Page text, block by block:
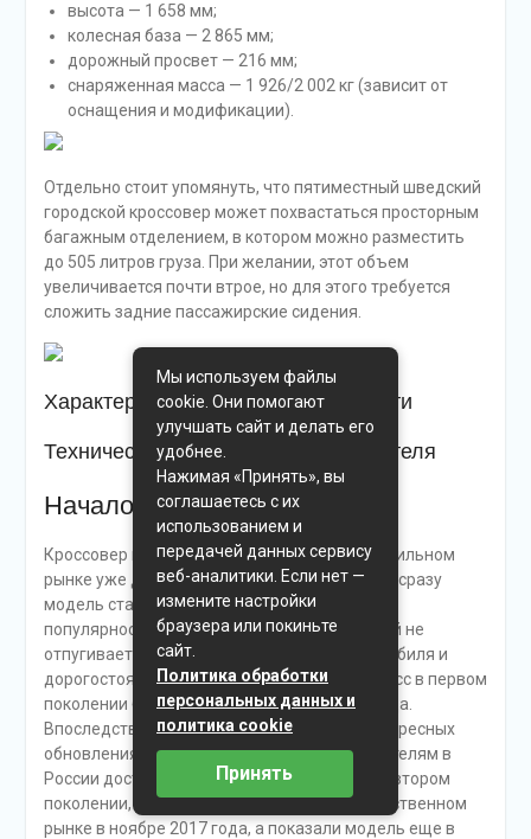
высота — 1 658 мм;
колесная база — 2 865 мм;
дорожный просвет — 216 мм;
снаряженная масса — 1 926/2 002 кг (зависит от
оснащения и модификации).
Отдельно стоит упомянуть, что пятиместный шведский
городской кроссовер может похвастаться просторным
багажным отделением, в котором можно разместить
до 505 литров груза. При желании, этот объем
увеличивается почти втрое, но для этого требуется
сложить задние пассажирские сидения.
Характеристики производительности
Технические характеристики двигателя
Начало продаж
Кроссовер появился на российском автомобильном
рынке уже достаточно давно, и практически сразу
модель стала пользоваться удивительной
популярностью. Потенциальных покупателей не
отпугивает даже высокая стоимость автомобиля и
дорогостоящее обслуживание. Впервые кросс в первом
поколении был представлен в июле 2008 года.
Впоследствии последовало два весьма интересных
обновления. Сейчас потенциальным покупателям в
России доступно транспортное средство во втором
поколении, которое дебютировало на отечественном
рынке в ноябре 2017 года, а показали модель еще в
Мы используем файлы
cookie. Они помогают
улучшать сайт и делать его
удобнее.
Нажимая «Принять», вы
соглашаетесь с их
использованием и
передачей данных сервису
веб-аналитики. Если нет —
измените настройки
браузера или покиньте
сайт.
Политика обработки
персональных данных и
политика cookie
Принять